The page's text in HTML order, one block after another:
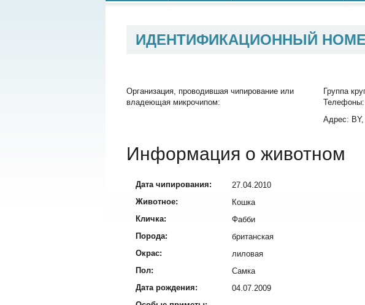
ИДЕНТИФИКАЦИОННЫЙ
Организация, проводившая чипирование или
владеющая микрочипом:
Группа
Телефоны:
Адрес:
Информация о животном
Дата чипирования:
27.04.2010
Животное:
Кошка
Кличка:
Фабби
Порода:
британская
Окрас:
лиловая
Пол:
Самка
Дата рождения:
04.07.2009